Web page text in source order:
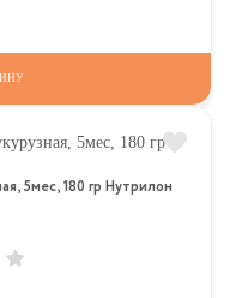
5мес, 180 гр Нутрилон